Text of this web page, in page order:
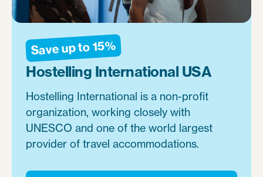
Save up to 15%
Hostelling International USA
Hostelling International is a non-profit
organization, working closely with
UNESCO and one of the world largest
provider of travel accommodations.